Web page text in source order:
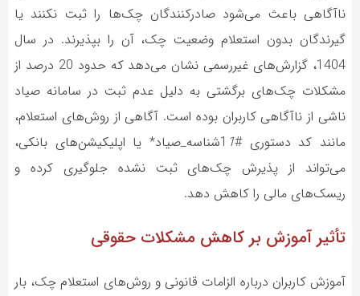
ناآگاهی باعث می‌شود صادرکنندگان چک‌ها را ثبت نکنند یا
گیرندگان بدون استعلام وضعیت چک، آن را بپذیرند. در سال
1404، گزارش‌های غیررسمی نشان می‌دهد که حدود 20 درصد از
مشکلات چک‌های برگشتی به دلیل عدم ثبت در سامانه صیاد
ناشی از ناآگاهی کاربران بوده است. آگاهی از روش‌های استعلام،
مانند کد دستوری #11 شناسه_صیاد* یا اپلیکیشن‌های بانکی،
می‌تواند از پذیرش چک‌های ثبت نشده جلوگیری کرده و
ریسک‌های مالی را کاهش دهد.
تأثیر آموزش بر کاهش مشکلات حقوقی
آموزش کاربران درباره الزامات قانونی و روش‌های استعلام چک، بار